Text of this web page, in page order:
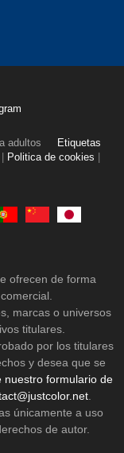
adultos
Etiquetas
Politica de cookies
ofrecen de forma
marcas o universos
titulares.
por los titulares
y desea que se
nuestro formulario de
.
únicamente a uso
de autor.